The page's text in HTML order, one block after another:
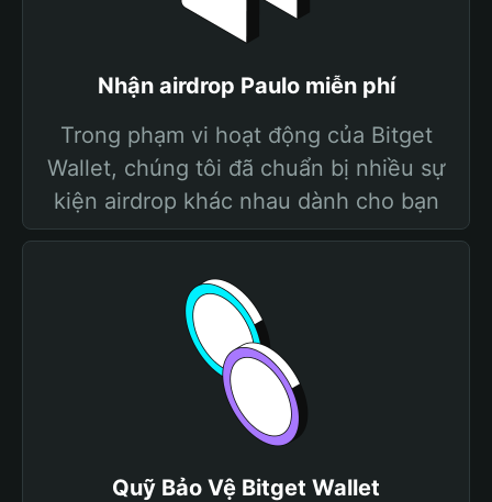
Nhận airdrop Paulo miễn phí
Trong phạm vi hoạt động của Bitget
Wallet, chúng tôi đã chuẩn bị nhiều sự
kiện airdrop khác nhau dành cho bạn
Quỹ Bảo Vệ Bitget Wallet